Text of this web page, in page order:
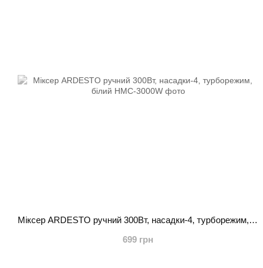
Міксер ARDESTO ручний 300Вт, насадки-4, турборежим, білий
699 грн